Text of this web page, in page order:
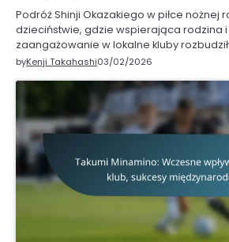
Podróż Shinji Okazakiego w piłce nożnej
dzieciństwie, gdzie wspierająca rodzina
zaangażowanie w lokalne kluby
byKenji Takahashi03/02/2026